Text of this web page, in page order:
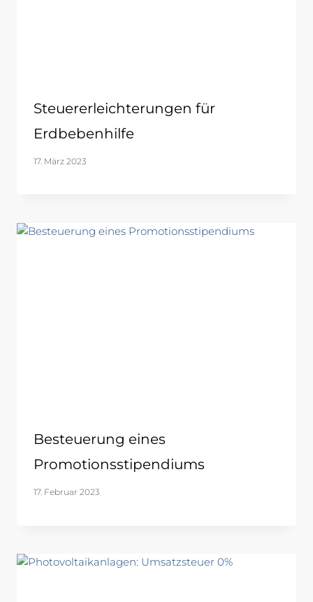
Steuererleichterungen für
Erdbebenhilfe
17. März 2023
Besteuerung eines
Promotionsstipendiums
17. Februar 2023